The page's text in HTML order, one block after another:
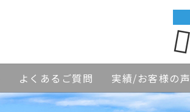
よくあるご質問 実績/お客様の声